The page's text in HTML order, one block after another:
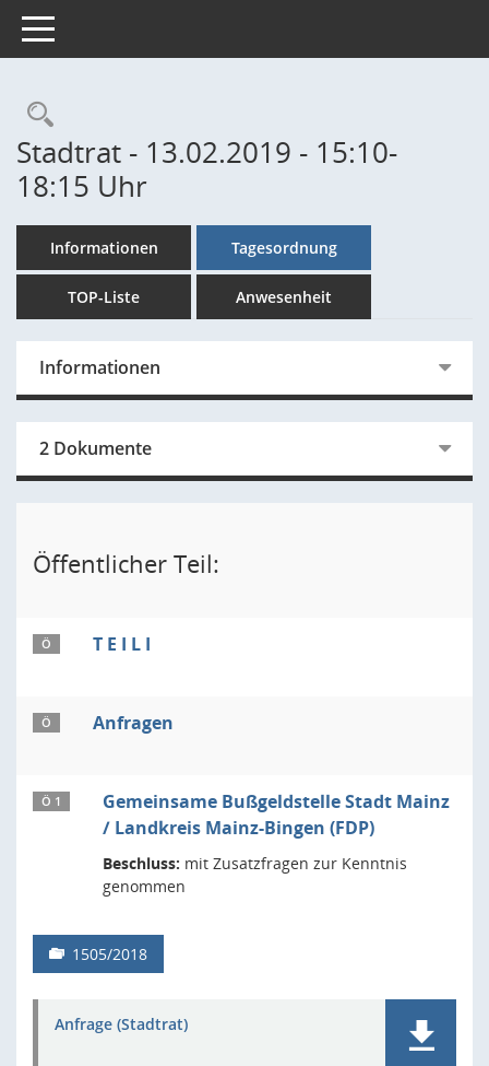
Toggle navigation
Rechercheauswahl
Stadtrat - 13.02.2019 - 15:10-
18:15 Uhr
Informationen Tagesordnung
TOP-Liste Anwesenheit
Informationen
2 Dokumente
Öffentlicher Teil:
Ö T E I L I
Ö Anfragen
Ö 1
Gemeinsame Bußgeldstelle Stadt Mainz
/ Landkreis Mainz-Bingen (FDP)
Beschluss: mit Zusatzfragen zur Kenntnis
genommen
1505/2018
Anfrage (Stadtrat)